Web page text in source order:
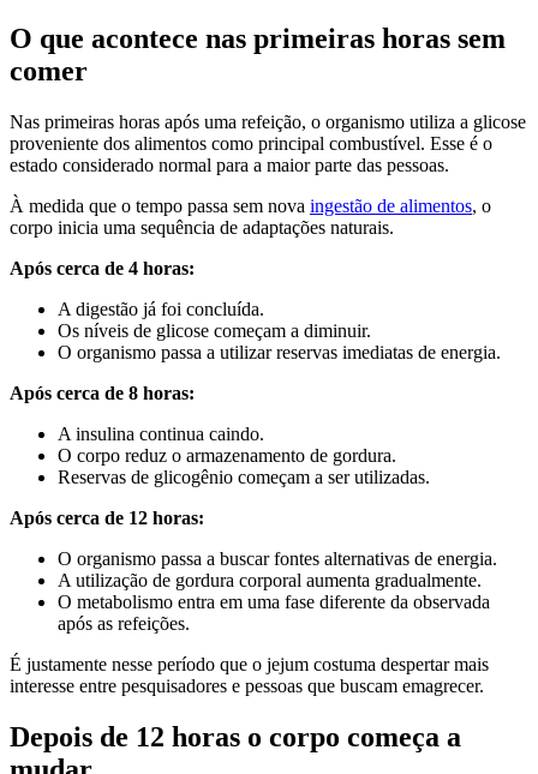
O que acontece nas primeiras horas sem
comer
Nas primeiras horas após uma refeição, o organismo utiliza a glicose
proveniente dos alimentos como principal combustível. Esse é o
estado considerado normal para a maior parte das pessoas.
À medida que o tempo passa sem nova ingestão de alimentos, o
corpo inicia uma sequência de adaptações naturais.
Após cerca de 4 horas:
A digestão já foi concluída.
Os níveis de glicose começam a diminuir.
O organismo passa a utilizar reservas imediatas de energia.
Após cerca de 8 horas:
A insulina continua caindo.
O corpo reduz o armazenamento de gordura.
Reservas de glicogênio começam a ser utilizadas.
Após cerca de 12 horas:
O organismo passa a buscar fontes alternativas de energia.
A utilização de gordura corporal aumenta gradualmente.
O metabolismo entra em uma fase diferente da observada
após as refeições.
É justamente nesse período que o jejum costuma despertar mais
interesse entre pesquisadores e pessoas que buscam emagrecer.
Depois de 12 horas o corpo começa a